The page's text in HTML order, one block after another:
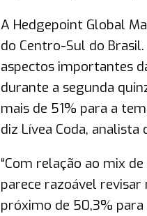
A Hedgepoint Global
do Centro-Sul do
aspectos importantes
durante a segunda
mais de 51% para a
diz Lívea Coda,
“Com relação ao mix
parece razoável
próximo de 50,3%